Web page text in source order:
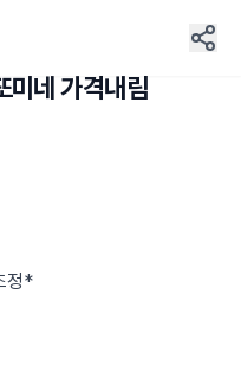
미네 가격내림
정*